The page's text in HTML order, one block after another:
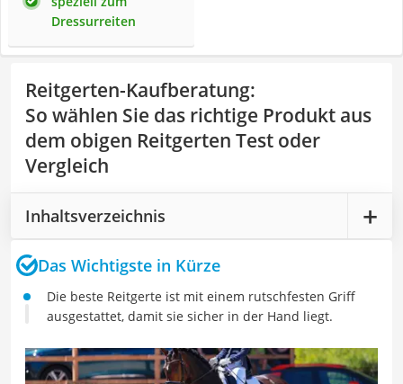
Dressurreiten
Reitgerten-Kaufberatung:
So wählen Sie das richtige Produkt aus
dem obigen Reitgerten Test oder
Vergleich
Inhaltsverzeichnis
Das Wichtigste in Kürze
Die beste Reitgerte ist mit einem rutschfesten Griff
ausgestattet, damit sie sicher in der Hand liegt.